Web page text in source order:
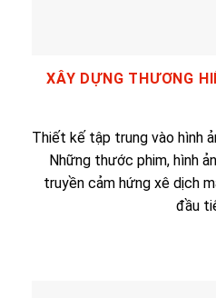
XÂY DỰNG THƯƠNG
Thiết kế tập trung vào hình
Những thước phim, hình
truyền cảm hứng xê dịch
đầu